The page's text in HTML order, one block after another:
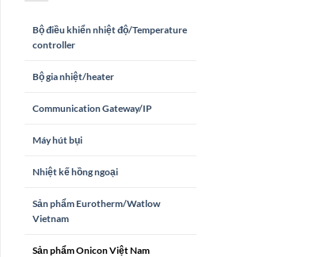
Bộ điều khiển nhiệt độ/Temperature
controller
Bộ gia nhiệt/heater
Communication Gateway/IP
Máy hút bụi
Nhiệt kế hồng ngoại
Sản phẩm Eurotherm/Watlow
Vietnam
Sản phẩm Onicon Việt Nam